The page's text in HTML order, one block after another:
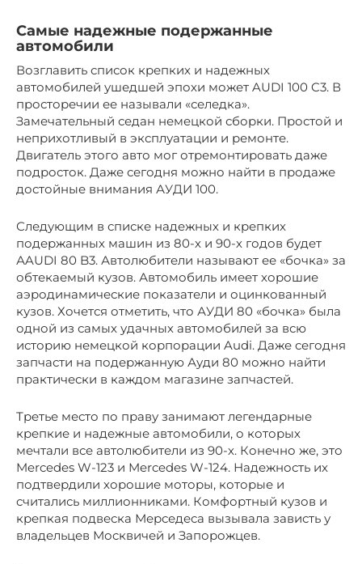
Самые надежные подержанные
автомобили
Возглавить список крепких и надежных
автомобилей ушедшей эпохи может AUDI 100 C3. В
просторечии ее называли «селедка».
Замечательный седан немецкой сборки. Простой и
неприхотливый в эксплуатации и ремонте.
Двигатель этого авто мог отремонтировать даже
подросток. Даже сегодня можно найти в продаже
достойные внимания АУДИ 100.
Следующим в списке надежных и крепких
подержанных машин из 80-х и 90-х годов будет
АAUDI 80 B3. Автолюбители называют ее «бочка» за
обтекаемый кузов. Автомобиль имеет хорошие
аэродинамические показатели и оцинкованный
кузов. Хочется отметить, что АУДИ 80 «бочка» была
одной из самых удачных автомобилей за всю
историю немецкой корпорации Audi. Даже сегодня
запчасти на подержанную Ауди 80 можно найти
практически в каждом магазине запчастей.
Третье место по праву занимают легендарные
крепкие и надежные автомобили, о которых
мечтали все автолюбители из 90-х. Конечно же, это
Mercedes W-123 и Mercedes W-124. Надежность их
подтвердили хорошие моторы, которые и
считались миллионниками. Комфортный кузов и
крепкая подвеска Мерседеса вызывала зависть у
владельцев Москвичей и Запорожцев.